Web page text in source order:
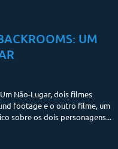
UM
Não-Lugar, dois filmes
footage e o outro filme, um
sobre os dois personagens...